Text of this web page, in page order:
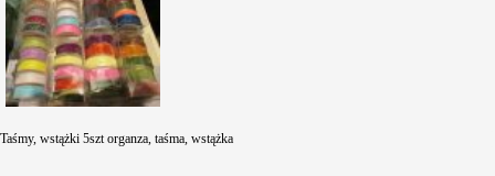
Taśmy, wstążki 5szt organza, taśma, wstążka